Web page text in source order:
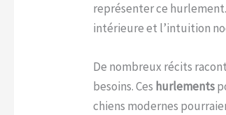
représenter ce
intérieure et l’intuition
De nombreux récits
besoins. Ces hurlements
chiens modernes